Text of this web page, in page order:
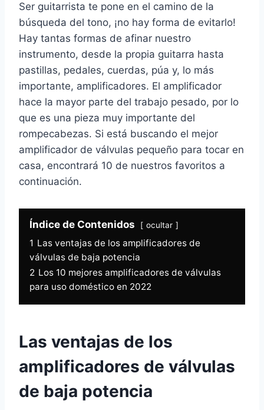
Ser guitarrista te pone en el camino de la
búsqueda del tono, ¡no hay forma de evitarlo!
Hay tantas formas de afinar nuestro
instrumento, desde la propia guitarra hasta
pastillas, pedales, cuerdas, púa y, lo más
importante, amplificadores. El amplificador
hace la mayor parte del trabajo pesado, por lo
que es una pieza muy importante del
rompecabezas. Si está buscando el mejor
amplificador de válvulas pequeño para tocar en
casa, encontrará 10 de nuestros favoritos a
continuación.
Índice de Contenidos ocultar
1 Las ventajas de los amplificadores de
válvulas de baja potencia
2 Los 10 mejores amplificadores de válvulas
para uso doméstico en 2022
Las ventajas de los
amplificadores de válvulas
de baja potencia